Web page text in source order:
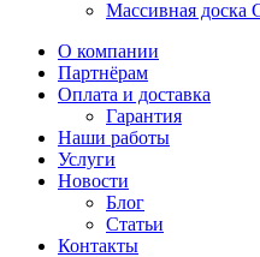
Массивная доска
О компании
Партнёрам
Оплата и доставка
Гарантия
Наши работы
Услуги
Новости
Блог
Статьи
Контакты